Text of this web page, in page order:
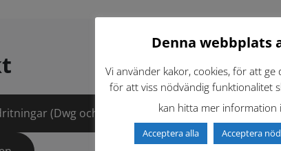
(Dwg och pdf) Dokumentbibliotek
Denna webbplats
Vi använder kakor, cookies, för att
för att viss nödvändig funktionalitet
kan hitta mer information
Acceptera alla Acceptera